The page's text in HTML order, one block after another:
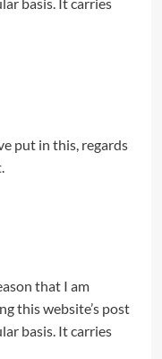
put in this, regards
that I am
this website’s post
basis. It carries